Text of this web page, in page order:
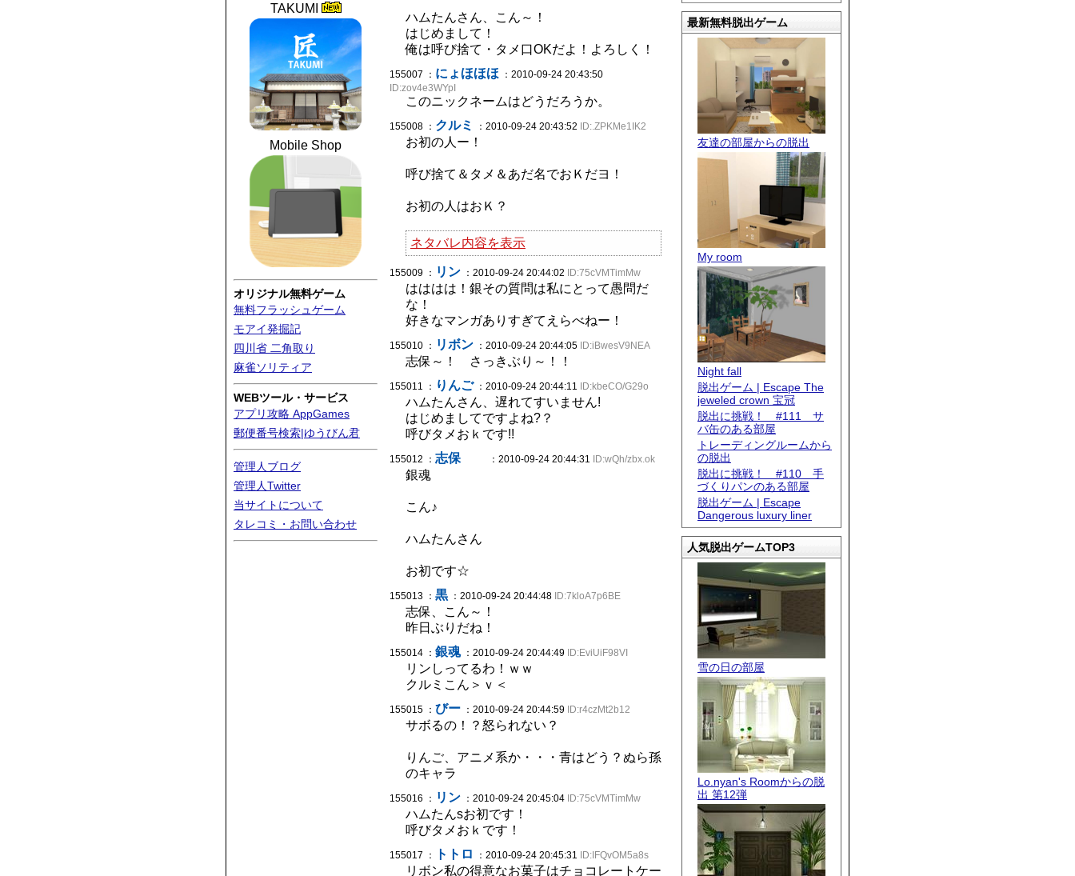
TAKUMI
Mobile Shop
オリジナル無料ゲーム
無料フラッシュゲーム
モアイ発掘記
四川省 二角取り
麻雀ソリティア
WEBツール・サービス
アプリ攻略 AppGames
郵便番号検索|ゆうびん君
管理人ブログ
管理人Twitter
当サイトについて
タレコミ・お問い合わせ
最新無料脱出ゲーム
友達の部屋からの脱出
My room
Night fall
脱出ゲーム | Escape The
jeweled crown 宝冠
脱出に挑戦！ #111 サ
バ缶のある部屋
トレーディングルームから
の脱出
脱出に挑戦！ #110 手
づくりパンのある部屋
脱出ゲーム | Escape
Dangerous luxury liner
人気脱出ゲームTOP3
雪の日の部屋
Lo.nyan's Roomからの脱
出 第12弾
ハムたんさん、こん～！
はじめまして！
俺は呼び捨て・タメ口OKだよ！よろしく！
155007 ： にょほほほ ：2010-09-24 20:43:50
ID:zov4e3WYpI
このニックネームはどうだろうか。
155008 ： クルミ ：2010-09-24 20:43:52 ID:.ZPKMe1IK2
お初の人ー！
呼び捨て＆タメ＆あだ名でおＫだヨ！
お初の人はおＫ？
ネタバレ内容を表示
155009 ： リン ：2010-09-24 20:44:02 ID:75cVMTimMw
はははは！銀その質問は私にとって愚問だ
な！
好きなマンガありすぎてえらべねー！
155010 ： リボン ：2010-09-24 20:44:05 ID:iBwesV9NEA
志保～！ さっきぶり～！！
155011 ： りんご：2010-09-24 20:44:11 ID:kbeCO/G29o
ハムたんさん、遅れてすいません!
はじめましてですよね?？
呼びタメおｋです!!
155012 ： 志保 ：2010-09-24 20:44:31 ID:wQh/zbx.ok
銀魂
こん♪
ハムたんさん
お初です☆
155013 ： 黒 ：2010-09-24 20:44:48 ID:7kloA7p6BE
志保、こん～！
昨日ぶりだね！
155014 ： 銀魂：2010-09-24 20:44:49 ID:EviUiF98VI
リンしってるわ！ｗｗ
クルミこん＞ｖ＜
155015 ： びー ：2010-09-24 20:44:59 ID:r4czMt2b12
サボるの！？怒られない？
りんご、アニメ系か・・・青はどう？ぬら孫
のキャラ
155016 ： リン ：2010-09-24 20:45:04 ID:75cVMTimMw
ハムたんsお初です！
呼びタメおｋです！
155017 ： トトロ ：2010-09-24 20:45:31 ID:IFQvOM5a8s
リボン私の得意なお菓子はチョコレートケー